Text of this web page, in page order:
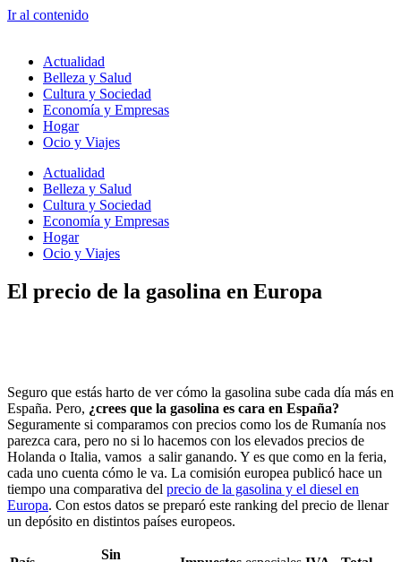
Ir al contenido
Actualidad
Belleza y Salud
Cultura y Sociedad
Economía y Empresas
Hogar
Ocio y Viajes
Actualidad
Belleza y Salud
Cultura y Sociedad
Economía y Empresas
Hogar
Ocio y Viajes
El precio de la gasolina en Europa
Seguro que estás harto de ver cómo la gasolina sube cada día más en
España. Pero, ¿crees que la gasolina es cara en España?
Seguramente si comparamos con precios como los de Rumanía nos
parezca cara, pero no si lo hacemos con los elevados precios de
Holanda o Italia, vamos a salir ganando. Y es que como en la feria,
cada uno cuenta cómo le va. La comisión europea publicó hace un
tiempo una comparativa del precio de la gasolina y el diesel en
Europa. Con estos datos se preparó este ranking del precio de llenar
un depósito en distintos países europeos.
Sin